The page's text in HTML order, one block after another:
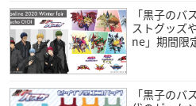
「黒子の
ストグッズ
ne」期間限
「黒子の